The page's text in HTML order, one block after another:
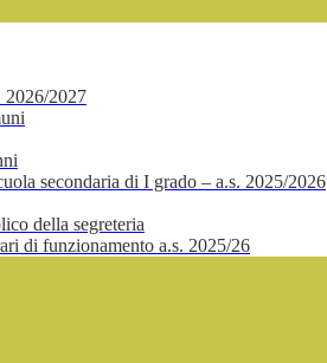
2026/2027
secondaria di I grado – a.s. 2025/2026
della segreteria
di funzionamento a.s. 2025/26